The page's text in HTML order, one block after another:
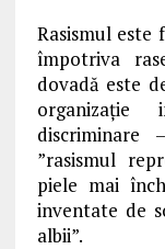
Rasismul
împotriva
dovadă este
organizație
discriminare
”rasismul
piele mai
inventate de
albii”.